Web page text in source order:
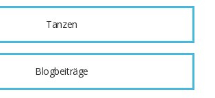
Tanzen
Blogbeiträge